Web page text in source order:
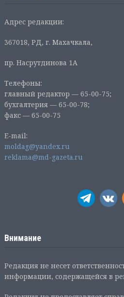
Адрес редакции:
367018, РД, г. Махачкала,
пр. Насрутдинова 1А
Телефоны:
главный редактор — 65-00-75;
бухгалтерия — 65-00-78;
факс — 65-00-75
E-mail:
moldag@yandex.ru
reklama@md-gazeta.ru
Внимание
Редакция не несет
информации, содержащейся в